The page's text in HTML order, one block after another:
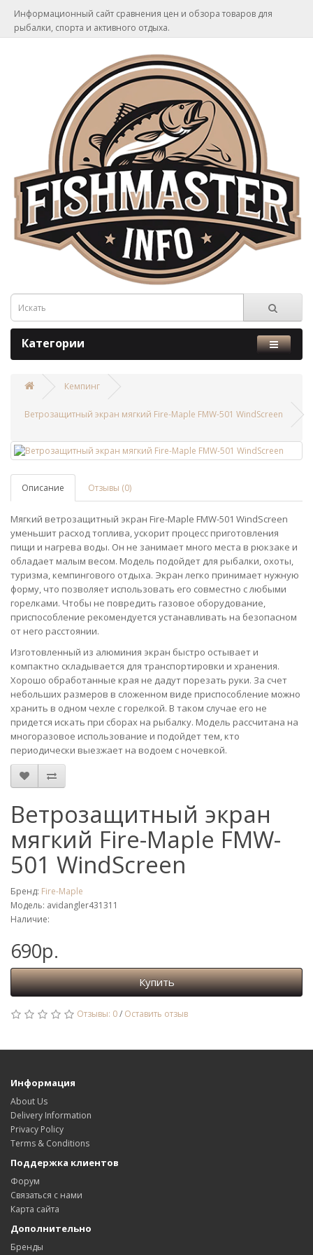
Информационный сайт сравнения цен и обзора товаров для
рыбалки, спорта и активного отдыха.
Категории
Кемпинг
Ветрозащитный экран мягкий Fire-Maple FMW-501 WindScreen
Описание Отзывы (0)
Мягкий ветрозащитный экран Fire-Maple FMW-501 WindScreen
уменьшит расход топлива, ускорит процесс приготовления
пищи и нагрева воды. Он не занимает много места в рюкзаке и
обладает малым весом. Модель подойдет для рыбалки, охоты,
туризма, кемпингового отдыха. Экран легко принимает нужную
форму, что позволяет использовать его совместно с любыми
горелками. Чтобы не повредить газовое оборудование,
приспособление рекомендуется устанавливать на безопасном
от него расстоянии.
Изготовленный из алюминия экран быстро остывает и
компактно складывается для транспортировки и хранения.
Хорошо обработанные края не дадут порезать руки. За счет
небольших размеров в сложенном виде приспособление можно
хранить в одном чехле с горелкой. В таком случае его не
придется искать при сборах на рыбалку. Модель рассчитана на
многоразовое использование и подойдет тем, кто
периодически выезжает на водоем с ночевкой.
Ветрозащитный экран
мягкий Fire-Maple FMW-
501 WindScreen
Бренд: Fire-Maple
Модель: avidangler431311
Наличие:
690р.
Купить
Отзывы: 0/ Оставить отзыв
Информация
About Us
Delivery Information
Privacy Policy
Terms & Conditions
Поддержка клиентов
Форум
Связаться с нами
Карта сайта
Дополнительно
Бренды